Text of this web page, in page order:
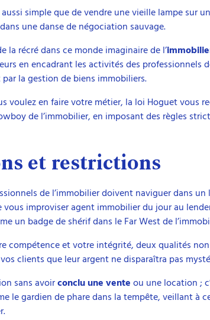
simple que de vendre une vieille lampe sur
une danse de négociation sauvage.
la récré dans ce monde imaginaire de l’
en encadrant les activités des professionnels
la gestion de biens immobiliers.
voulez en faire votre métier, la loi Hoguet vous
de l’immobilier, en imposant des règles
et restrictions
de l’immobilier doivent naviguer dans
improviser agent immobilier du jour au
un badge de shérif dans le Far West de
compétence et votre intégrité, deux qualités
clients que leur argent ne disparaîtra pas
sans avoirconclu une venteou une location ;
le gardien de phare dans la tempête, veillant à